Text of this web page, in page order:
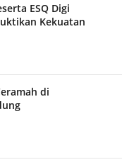
ESQ Digi
Kekuatan
di